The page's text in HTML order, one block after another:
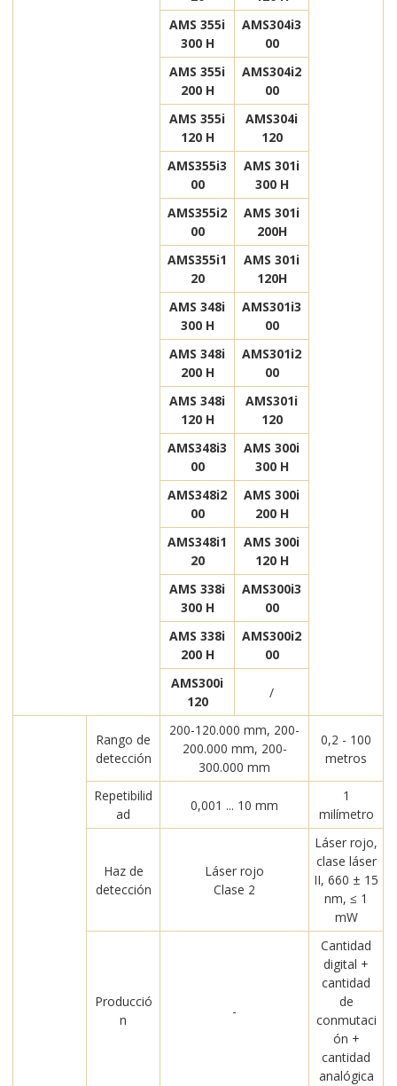
AMS 355i
300 H
AMS304i3
00
AMS 355i
200 H
AMS304i2
00
AMS 355i
120 H
AMS304i
120
AMS355i3
00
AMS 301i
300 H
AMS355i2
00
AMS 301i
200H
AMS355i1
20
AMS 301i
120H
AMS 348i
300 H
AMS301i3
00
AMS 348i
200 H
AMS301i2
00
AMS 348i
120 H
AMS301i
120
AMS348i3
00
AMS 300i
300 H
AMS348i2
00
AMS 300i
200 H
AMS348i1
20
AMS 300i
120 H
AMS 338i
300 H
AMS300i3
00
AMS 338i
200 H
AMS300i2
00
AMS300i
120
/
Rango de
detección
200-120.000 mm, 200-
200.000 mm, 200-
300.000 mm
0,2 - 100
metros
Repetibilid
ad
0,001 ... 10 mm
1
milímetro
Haz de
detección
Láser rojo
Clase 2
Láser rojo,
clase láser
II, 660 ± 15
nm, ≤ 1
mW
Producció
n
-
Cantidad
digital +
cantidad
de
conmutaci
ón +
cantidad
analógica